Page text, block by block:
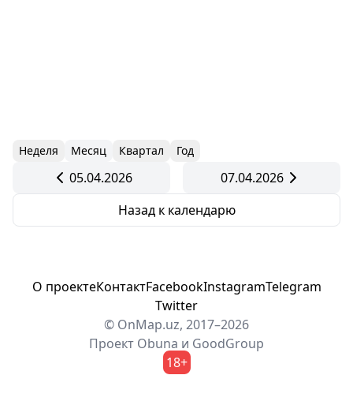
Неделя Месяц Квартал Год
05.04.2026
07.04.2026
Назад к календарю
О проектеКонтактFacebookInstagramTelegram
Twitter
© OnMap.uz, 2017–2026
Проект Obuna и GoodGroup
18+